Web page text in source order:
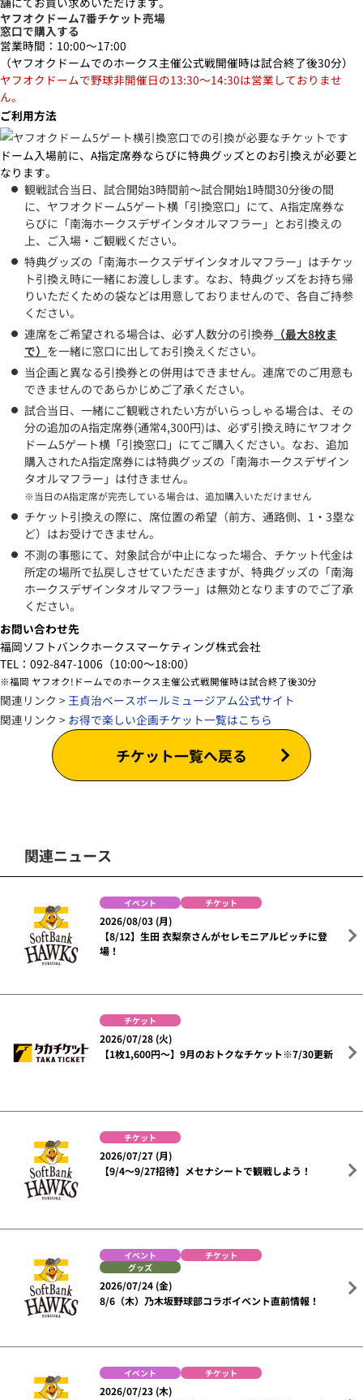
ヤフオクドーム7番チケット売場
窓口で購入する
営業時間：10:00～17:00
（ヤフオクドームでのホークス主催公式戦開催時は試合終了後30分）
ヤフオクドームで野球非開催日の13:30～14:30は営業しておりませ
ん。
ご利用方法
ドーム入場前に、A指定席券ならびに特典グッズとのお引換えが必要と
なります。
観戦試合当日、試合開始3時間前～試合開始1時間30分後の間
に、ヤフオクドーム5ゲート横「引換窓口」にて、A指定席券な
らびに「南海ホークスデザインタオルマフラー」とお引換えの
上、ご入場・ご観戦ください。
特典グッズの「南海ホークスデザインタオルマフラー」はチケッ
ト引換え時に一緒にお渡しします。なお、特典グッズをお持ち帰
りいただくための袋などは用意しておりませんので、各自ご持参
ください。
連席をご希望される場合は、必ず人数分の引換券 （最大8枚ま
で） を一緒に窓口に出してお引換えください。
当企画と異なる引換券との併用はできません。連席でのご用意も
できませんのであらかじめご了承ください。
試合当日、一緒にご観戦されたい方がいらっしゃる場合は、その
分の追加のA指定席券(通常4,300円)は、必ず引換え時にヤフオク
ドーム5ゲート横「引換窓口」にてご購入ください。なお、追加
購入されたA指定席券には特典グッズの「南海ホークスデザイン
タオルマフラー」は付きません。
※当日のA指定席が完売している場合は、追加購入いただけません
チケット引換えの際に、席位置の希望（前方、通路側、1・3塁な
ど）はお受けできません。
不測の事態にて、対象試合が中止になった場合、チケット代金は
所定の場所で払戻しさせていただきますが、特典グッズの「南海
ホークスデザインタオルマフラー」は無効となりますのでご了承
ください。
お問い合わせ先
福岡ソフトバンクホークスマーケティング株式会社
TEL：092-847-1006（10:00～18:00）
※福岡 ヤフオク!ドームでのホークス主催公式戦開催時は試合終了後30分
関連リンク > 王貞治ベースボールミュージアム公式サイト
関連リンク > お得で楽しい企画チケット一覧はこちら
チケット一覧へ戻る
関連ニュース
イベント チケット
2026/08/03 (月)
【8/12】生田 衣梨奈さんがセレモニアルピッチに登
場！
チケット
2026/07/28 (火)
【1枚1,600円～】9月のおトクなチケット※7/30更新
チケット
2026/07/27 (月)
【9/4～9/27招待】メセナシートで観戦しよう！
イベント
チケット
グッズ
2026/07/24 (金)
8/6（木）乃木坂野球部コラボイベント直前情報！
イベント チケット
2026/07/23 (木)